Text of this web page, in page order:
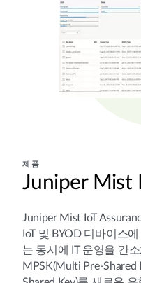
제품
Juniper Mist
Juniper Mist IoT
IoT 및 BYOD 디바이스
는 동시에 IT 운영을 간
MPSK(Multi Pre-Shared